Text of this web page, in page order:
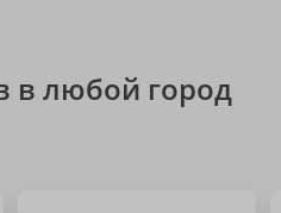
в любой город